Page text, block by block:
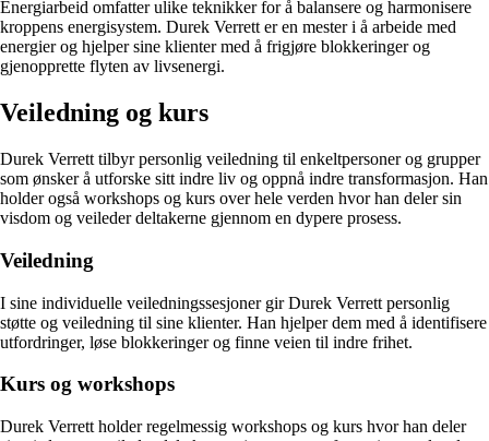
Energiarbeid omfatter ulike teknikker for å balansere og harmonisere
kroppens energisystem. Durek Verrett er en mester i å arbeide med
energier og hjelper sine klienter med å frigjøre blokkeringer og
gjenopprette flyten av livsenergi.
Veiledning og kurs
Durek Verrett tilbyr personlig veiledning til enkeltpersoner og grupper
som ønsker å utforske sitt indre liv og oppnå indre transformasjon. Han
holder også workshops og kurs over hele verden hvor han deler sin
visdom og veileder deltakerne gjennom en dypere prosess.
Veiledning
I sine individuelle veiledningssesjoner gir Durek Verrett personlig
støtte og veiledning til sine klienter. Han hjelper dem med å identifisere
utfordringer, løse blokkeringer og finne veien til indre frihet.
Kurs og workshops
Durek Verrett holder regelmessig workshops og kurs hvor han deler